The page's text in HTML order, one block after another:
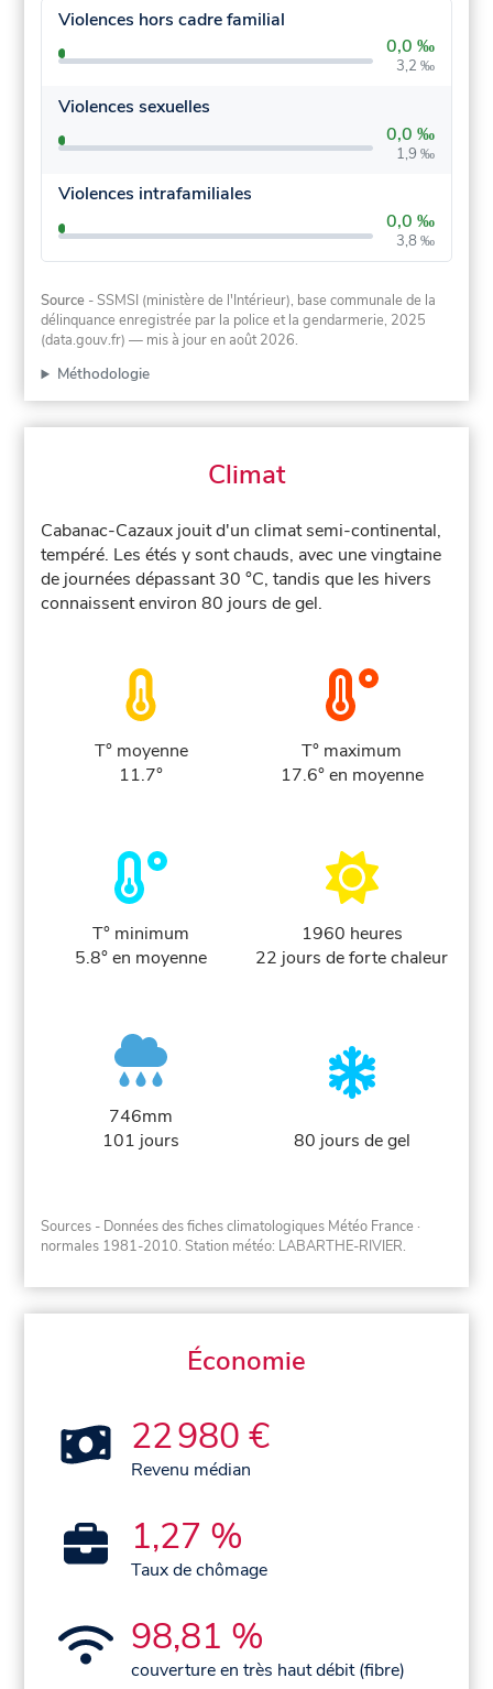
Violences hors cadre familial
0,0 ‰
3,2 ‰
Violences sexuelles
0,0 ‰
1,9 ‰
Violences intrafamiliales
0,0 ‰
3,8 ‰
Source - SSMSI (ministère de l'Intérieur), base communale de la
délinquance enregistrée par la police et la gendarmerie, 2025
(data.gouv.fr) — mis à jour en août 2026.
Méthodologie
Climat
Cabanac-Cazaux jouit d'un climat semi-continental,
tempéré. Les étés y sont chauds, avec une vingtaine
de journées dépassant 30 °C, tandis que les hivers
connaissent environ 80 jours de gel.
T° moyenne
11.7°
T° maximum
17.6° en moyenne
T° minimum
5.8° en moyenne
1960 heures
22 jours de forte chaleur
746mm
101 jours
80 jours de gel
Sources - Données des fiches climatologiques Météo France ·
normales 1981-2010. Station météo: LABARTHE-RIVIER.
Économie
22 980 €
Revenu médian
1,27 %
Taux de chômage
98,81 %
couverture en très haut débit (fibre)